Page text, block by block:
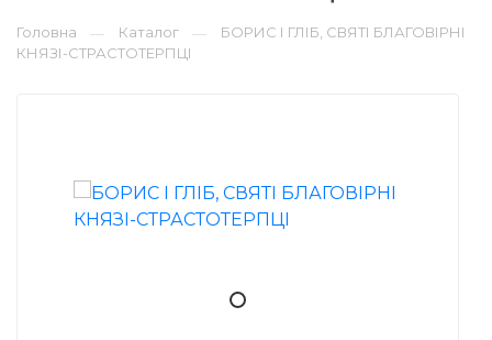
Головна — Каталог —
БОРИС І ГЛІБ, СВЯТІ БЛАГОВІРНІ
КНЯЗІ-СТРАСТОТЕРПЦІ